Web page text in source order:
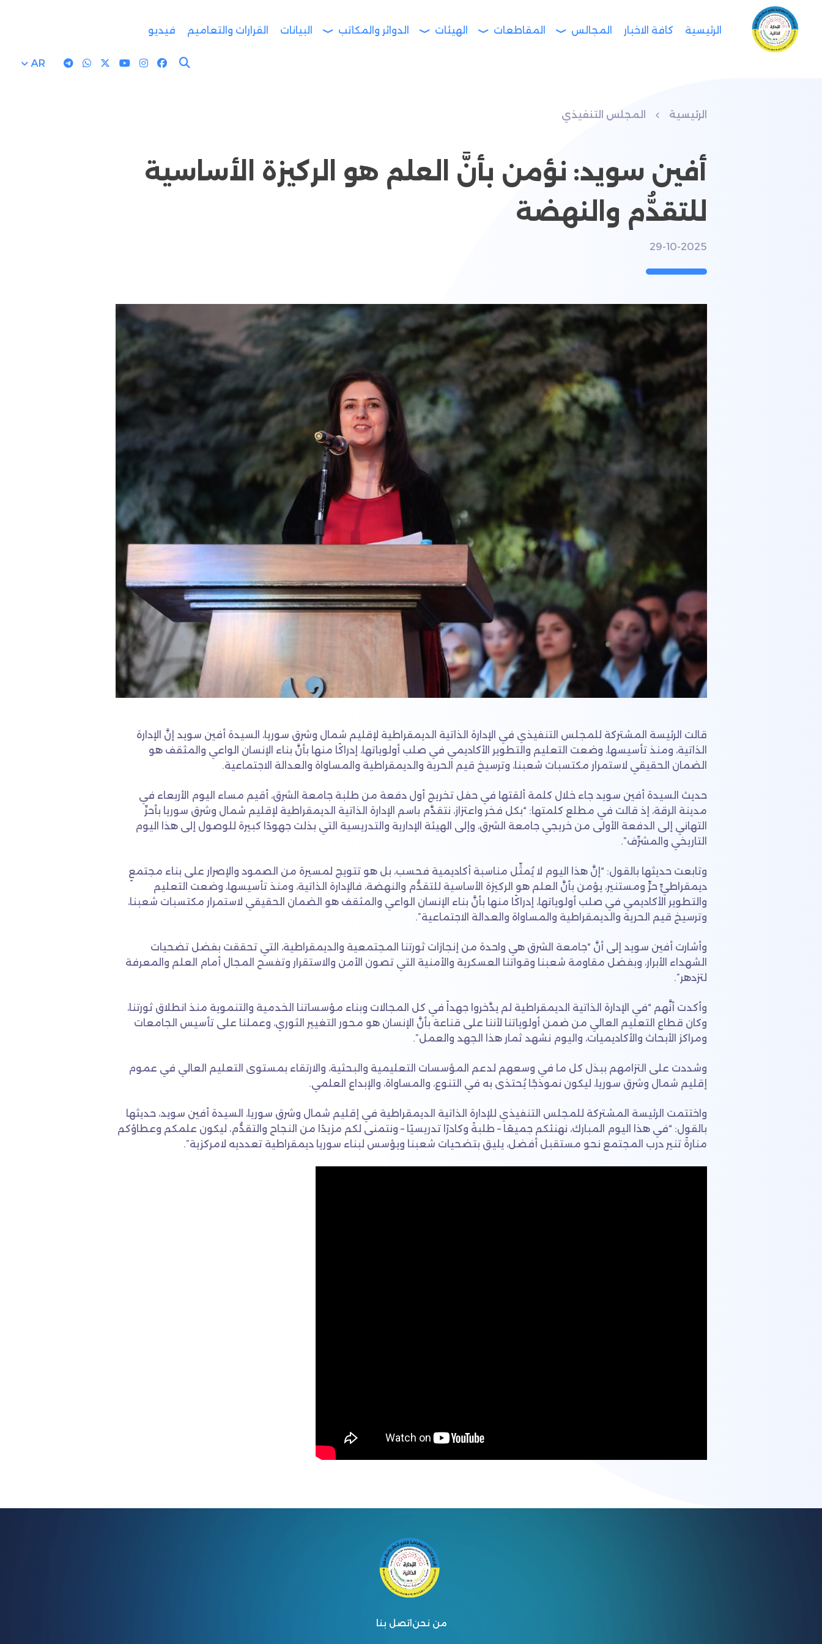
الرئيسية كافة الاخبار المجالس المقاطعات الهيئات الدوائر والمكاتب البيانات القرارات والتعاميم فيديو
AR
الرئيسية المجلس التنفيذي
أفين سويد: نؤمن بأنَّ العلم هو الركيزة الأساسية
للتقدُّم والنهضة
29-10-2025
قالت الرئيسة المشتركة للمجلس التنفيذي في الإدارة الذاتية الديمقراطية لإقليم شمال وشرق سوريا، السيدة أفين سويد إنَّ الإدارة
الذاتية، ومنذ تأسيسها، وضعت التعليم والتطوير الأكاديمي في صلب أولوياتها، إدراكًا منها بأنَّ بناء الإنسان الواعي والمثقف هو
الضمان الحقيقي لاستمرار مكتسبات شعبنا، وترسيخ قيم الحرية والديمقراطية والمساواة والعدالة الاجتماعية.
حديث السيدة أفين سويد جاء خلال كلمة ألقتها في حفل تخريج أول دفعة من طلبة جامعة الشرق، أقيم مساء اليوم الأربعاء في
مدينة الرقة، إذ قالت في مطلع كلمتها: “بكل فخر واعتزاز، نتقدَّم باسم الإدارة الذاتية الديمقراطية لإقليم شمال وشرق سوريا بأحرِّ
التهاني إلى الدفعة الأولى من خريجي جامعة الشرق، وإلى الهيئة الإدارية والتدريسية التي بذلت جهودًا كبيرة للوصول إلى هذا اليوم
التاريخي والمشرِّف”.
وتابعت حديثها بالقول: “إنَّ هذا اليوم لا يُمثِّل مناسبة أكاديمية فحسب، بل هو تتويج لمسيرة من الصمود والإصرار على بناء مجتمعٍ
ديمقراطيٍّ حرٍّ ومستنير، يؤمن بأنَّ العلم هو الركيزة الأساسية للتقدُّم والنهضة، فالإدارة الذاتية، ومنذ تأسيسها، وضعت التعليم
والتطوير الأكاديمي في صلب أولوياتها، إدراكًا منها بأنَّ بناء الإنسان الواعي والمثقف هو الضمان الحقيقي لاستمرار مكتسبات شعبنا،
وترسيخ قيم الحرية والديمقراطية والمساواة والعدالة الاجتماعية”.
وأشارت أفين سويد إلى أنَّ “جامعة الشرق هي واحدة من إنجازات ثورتنا المجتمعية والديمقراطية، التي تحققت بفضل تضحيات
الشهداء الأبرار، وبفضل مقاومة شعبنا وقواتنا العسكرية والأمنية التي تصون الأمن والاستقرار وتفسح المجال أمام العلم والمعرفة
لتزدهر”.
وأكدت أنَّهم “في الإدارة الذاتية الديمقراطية لم يدَّخروا جهداً في كل المجالات وبناء مؤسساتنا الخدمية والتنموية منذ انطلاق ثورتنا،
وكان قطاع التعليم العالي من ضمن أولوياتنا لأننا على قناعة بأنَّ الإنسان هو محور التغيير الثوري، وعملنا على تأسيس الجامعات
ومراكز الأبحاث والأكاديميات، واليوم نشهد ثمار هذا الجهد والعمل”.
وشددت على التزامهم ببذل كل ما في وسعهم لدعم المؤسسات التعليمية والبحثية، والارتقاء بمستوى التعليم العالي في عموم
إقليم شمال وشرق سوريا، ليكون نموذجًا يُحتذى به في التنوع، والمساواة، والإبداع العلمي.
واختتمت الرئيسة المشتركة للمجلس التنفيذي للإدارة الذاتية الديمقراطية في إقليم شمال وشرق سوريا، السيدة أفين سويد، حديثها
بالقول: “في هذا اليوم المبارك، نهنئكم جميعًا – طلبةً وكادرًا تدريسيًا – ونتمنى لكم مزيدًا من النجاح والتقدُّم، ليكون علمكم وعطاؤكم
منارةً تنير درب المجتمع نحو مستقبل أفضل، يليق بتضحيات شعبنا ويؤسس لبناء سوريا ديمقراطية تعدديه لامركزية”.
من نحن اتصل بنا